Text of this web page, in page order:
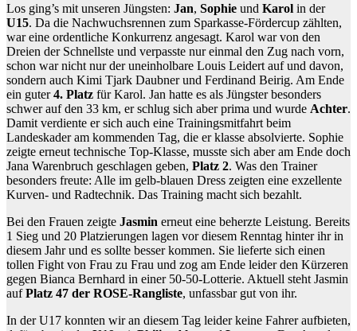
Los ging’s mit unseren Jüngsten: Jan, Sophie und Karol in der
U15. Da die Nachwuchsrennen zum Sparkasse-Fördercup zählten,
war eine ordentliche Konkurrenz angesagt. Karol war von den
Dreien der Schnellste und verpasste nur einmal den Zug nach vorn,
schon war nicht nur der uneinholbare Louis Leidert auf und davon,
sondern auch Kimi Tjark Daubner und Ferdinand Beirig. Am Ende
ein guter4. Platz für Karol. Jan hatte es als Jüngster besonders
schwer auf den 33 km, er schlug sich aber prima und wurde Achter.
Damit verdiente er sich auch eine Trainingsmitfahrt beim
Landeskader am kommenden Tag, die er klasse absolvierte. Sophie
zeigte erneut technische Top-Klasse, musste sich aber am Ende doch
Jana Warenbruch geschlagen geben, Platz 2. Was den Trainer
besonders freute: Alle im gelb-blauen Dress zeigten eine exzellente
Kurven- und Radtechnik. Das Training macht sich bezahlt.
Bei den Frauen zeigte Jasmin erneut eine beherzte Leistung. Bereits
1 Sieg und 20 Platzierungen lagen vor diesem Renntag hinter ihr in
diesem Jahr und es sollte besser kommen. Sie lieferte sich einen
tollen Fight von Frau zu Frau und zog am Ende leider den Kürzeren
gegen Bianca Bernhard in einer 50-50-Lotterie. Aktuell steht Jasmin
aufPlatz 47 der ROSE-Rangliste, unfassbar gut von ihr.
In der U17 konnten wir an diesem Tag leider keine Fahrer aufbieten,